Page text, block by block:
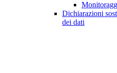
Dichiarazioni
dei dati